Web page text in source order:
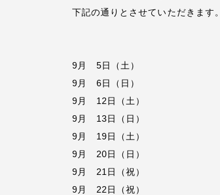
下記の通りとさせていただきます。
9月 5日（土）
9月 6日（日）
9月 12日（土）
9月 13日（日）
9月 19日（土）
9月 20日（日）
9月 21日（祝）
9月 22日（祝）